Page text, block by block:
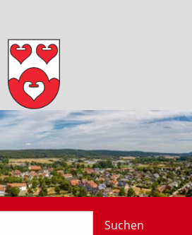
Suchen